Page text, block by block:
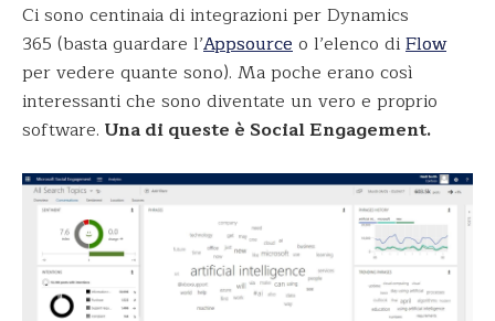
Ci sono centinaia di integrazioni per Dynamics
365 (basta guardare l’Appsourceo l’elenco diFlow
per vedere quante sono). Ma poche erano così
interessanti che sono diventate un vero e proprio
software. Una di queste è Social Engagement.